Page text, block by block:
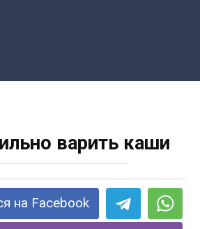
варить каши
на Facebook